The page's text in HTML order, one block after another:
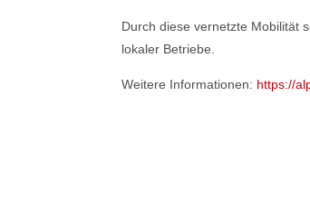
Durch diese vernetzte Mobilität
lokaler Betriebe.
Weitere Informationen: https://